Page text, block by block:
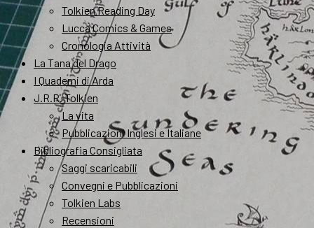
Tolkien Reading Day
Lucca Comics & Games
Cronologia Attività
La Tana del Drago
I Quaderni di Arda
J.R.R. Tolkien
La vita
Pubblicazioni Inglesi e Italiane
Bibliografia Consigliata
Saggi scaricabili
Convegni e Pubblicazioni
Tolkien Labs
Recensioni